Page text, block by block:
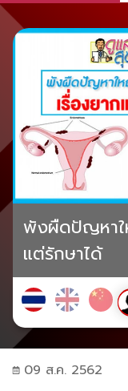
พังผืดปัญหา
แต่รักษาได้
09 ส.ค. 2562